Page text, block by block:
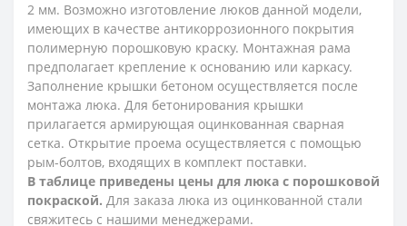
2 мм. Возможно изготовление люков данной модели,
имеющих в качестве антикоррозионного покрытия
полимерную порошковую краску. Монтажная рама
предполагает крепление к основанию или каркасу.
Заполнение крышки бетоном осуществляется после
монтажа люка. Для бетонирования крышки
прилагается армирующая оцинкованная сварная
сетка. Открытие проема осуществляется с помощью
рым-болтов, входящих в комплект поставки.
В таблице приведены цены для люка с порошковой
покраской. Для заказа люка из оцинкованной стали
свяжитесь с нашими менеджерами.